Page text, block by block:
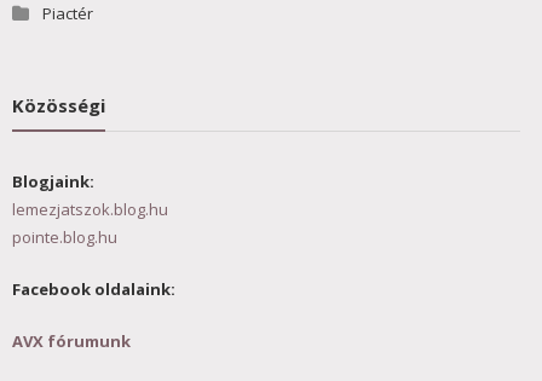
Piactér
Közösségi
Blogjaink:
lemezjatszok.blog.hu
pointe.blog.hu
Facebook oldalaink:
AVX fórumunk